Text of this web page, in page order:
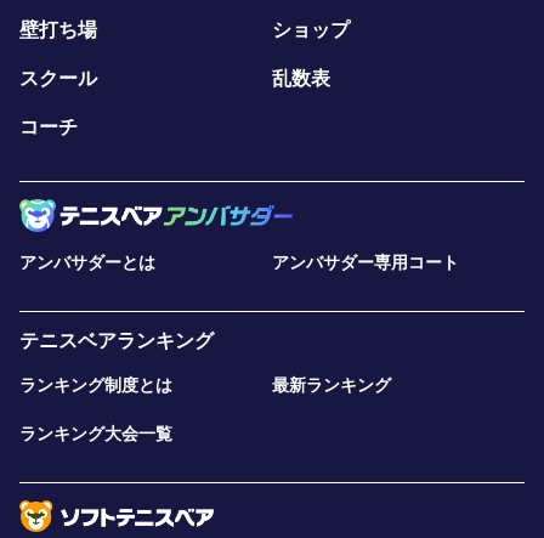
ろん、体験だけで終了いただいても全く問題ありません。
無理な勧誘は一切ありませんので、まずは気軽に一歩目を
踏み出してみてください。
申込から当日までの流れ
事前アンケートにご回答ください（必須）
参加承認の通知をお送りします
レッスン当日は 開始15分前までにご来場 ください
レッスン終了後、体験後アンケートへのご協力をお願いし
ます（必須）
注意事項
ご連絡はテニスベアのチャット機能のみで承ります
悪天候時は中止となる場合があります
無料体験は同一コーチにつき1回限りとなります（コーチ
による再体験のご案内があった場合を除く）
壁打ち場 ショップ
スクール 乱数表
コーチ
アンバサダーとは アンバサダー専用コート
テニスベアランキング
ランキング制度とは 最新ランキング
ランキング大会一覧